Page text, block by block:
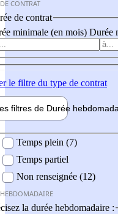
CONTRAT
de contrat
minimale (en mois) Durée
le filtre du type de contrat
filtres de Durée hebdo
Temps plein (7)
Temps partiel
Non renseignée (12)
la durée hebdomadaire :